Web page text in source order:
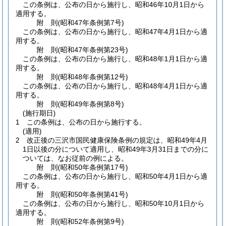
この条例は、公布の日から施行し、昭和46年10月1日から
適用する。
附 則(昭和47年条例第7号)
この条例は、公布の日から施行し、昭和47年4月1日から適
用する。
附 則(昭和47年条例第23号)
この条例は、公布の日から施行し、昭和48年1月1日から適
用する。
附 則(昭和48年条例第12号)
この条例は、公布の日から施行し、昭和48年4月1日から適
用する。
附 則(昭和49年条例第8号)
(施行期日)
1
この条例は、公布の日から施行する。
(適用)
2
改正後の三沢市国民健康保険条例の規定は、昭和49年4月
1日以後の分について適用し、昭和49年3月31日までの分に
ついては、なお従前の例による。
附 則(昭和50年条例第17号)
この条例は、公布の日から施行し、昭和50年4月1日から適
用する。
附 則(昭和50年条例第41号)
この条例は、公布の日から施行し、昭和50年10月1日から
適用する。
附 則(昭和52年条例第9号)